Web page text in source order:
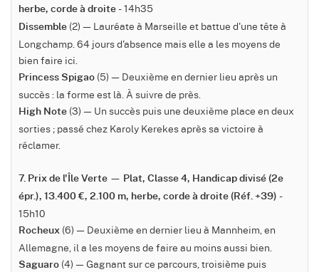
herbe, corde à droite - 14h35
Dissemble (2) — Lauréate à Marseille et battue d'une tête à
Longchamp. 64 jours d'absence mais elle a les moyens de
bien faire ici.
Princess Spigao (5) — Deuxième en dernier lieu après un
succès : la forme est là. À suivre de près.
High Note (3) — Un succès puis une deuxième place en deux
sorties ; passé chez Karoly Kerekes après sa victoire à
réclamer.
7. Prix de l'Île Verte — Plat, Classe 4, Handicap divisé (2e
épr.), 13.400 €, 2.100 m, herbe, corde à droite (Réf. +39) -
15h10
Rocheux (6) — Deuxième en dernier lieu à Mannheim, en
Allemagne, il a les moyens de faire au moins aussi bien.
Saguaro (4) — Gagnant sur ce parcours, troisième puis